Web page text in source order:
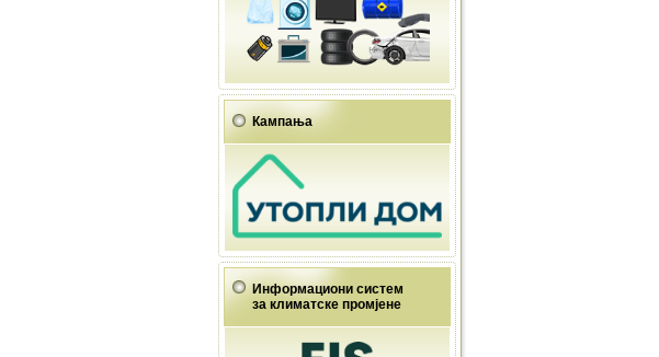
Кампања
Информациони систем
за климатске промјене